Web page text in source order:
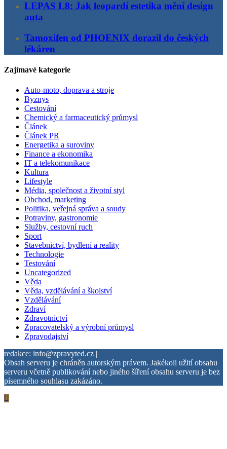
LEPAS L8: Jak leopardí estetika mění design
auta
Tamoxifen od PHOENIX dorazil do českých
lékáren
Zajímavé kategorie
Auto-moto, doprava a stroje
Byznys
Cestování
Chemický a farmaceutický průmysl
Článek
Článek PR
Energetika a suroviny
Finance a ekonomika
IT a telekomunikace
Kultura
Lifestyle
Média, společnost a životní styl
Obchod, marketing
Politika, veřejná správa a soudy
Potraviny, gastronomie
Služby, cestovní ruch
Sport
Stavebnictví, bydlení a reality
Technologie
Testování
Uncategorized
Věda
Věda, vzdělávání a školství
Vzdělávání
Zdraví
Zdravotnictví
Zpracovatelský a výrobní průmysl
Zpravodajství
redakce: info@zpravyted.cz |
Obsah serveru je chráněn autorským právem. Jakékoli užití obsahu
serveru včetně publikování nebo jiného šíření obsahu serveru je bez
písemného souhlasu zakázáno.